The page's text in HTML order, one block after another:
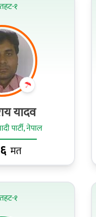
१
यादव
पार्टी, नेपाल
मत
१